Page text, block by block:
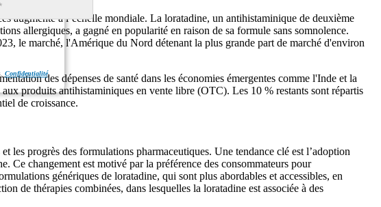
Confidentialité
augmente à l’échelle mondiale. La loratadine, un antihistaminique de deuxième
allergiques, a gagné en popularité en raison de sa formule sans somnolence.
le marché, l'Amérique du Nord détenant la plus grande part de marché d'environ
des dépenses de santé dans les économies émergentes comme l'Inde et la
produits antihistaminiques en vente libre (OTC). Les 10 % restants sont répartis
de croissance.
les progrès des formulations pharmaceutiques. Une tendance clé est l’adoption
Ce changement est motivé par la préférence des consommateurs pour
génériques de loratadine, qui sont plus abordables et accessibles, en
de thérapies combinées, dans lesquelles la loratadine est associée à des